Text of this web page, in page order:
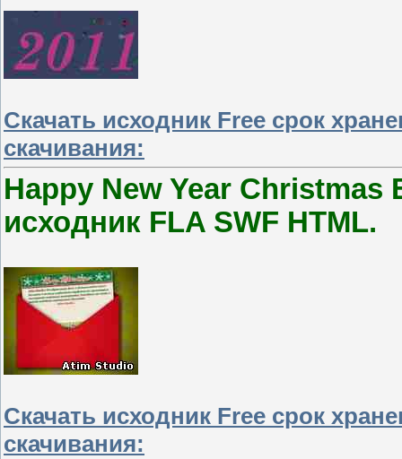
Скачать исходник Free срок
скачивания:
Happy New Year
исходник FLA SWF HTML.
Скачать исходник Free срок
скачивания: